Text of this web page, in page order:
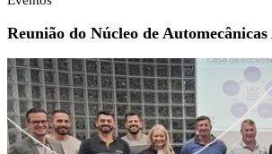
Reunião do Núcleo de